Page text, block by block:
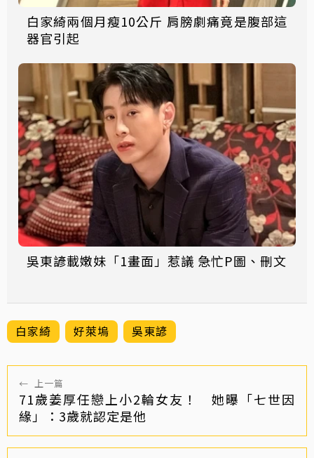
白家綺兩個月瘦10公斤 肩膀劇痛竟是腹部這
器官引起
吳東諺載嫩妹「1畫面」惹議 急忙P圖、刪文
白家綺 好萊塢 吳東諺
← 上一篇
71歲姜厚任戀上小2輪女友！ 她曝「七世因
緣」：3歲就認定是他